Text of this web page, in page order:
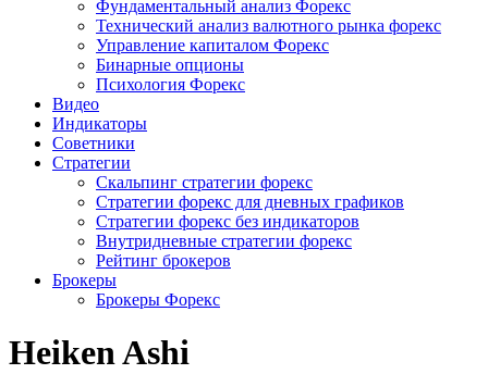
Фундаментальный анализ Форекс
Технический анализ валютного рынка форекс
Управление капиталом Форекс
Бинарные опционы
Психология Форекс
Видео
Индикаторы
Советники
Стратегии
Скальпинг стратегии форекс
Стратегии форекс для дневных графиков
Стратегии форекс без индикаторов
Внутридневные стратегии форекс
Рейтинг брокеров
Брокеры
Брокеры Форекс
Heiken Ashi